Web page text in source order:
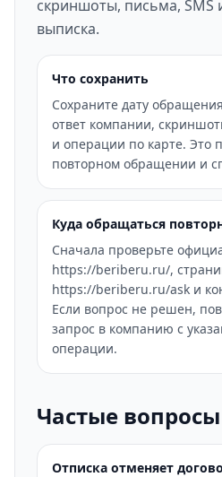
скриншоты, письма, SMS
выписка.
Что сохранить
Сохраните дату
ответ компании,
и операции по карте. Это
повторном обращении и
Куда обращаться
Сначала проверьте
https://beriberu.ru/,
https://beriberu.ru/ask и
Если вопрос не решен,
запрос в компанию с
операции.
Частые вопросы
Отписка отменяет